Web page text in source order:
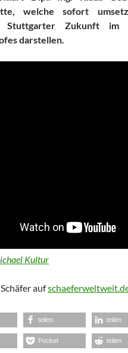
welche sofort
Stuttgarter Zukunft im
darstellen.
Kultur
auf
teilen teilen
Pocket teilen